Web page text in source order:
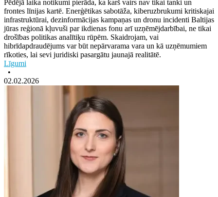
Pēdējā laika notikumi pierāda, ka karš vairs nav tikai tanki un
frontes līnijas kartē. Enerģētikas sabotāža, kiberuzbrukumi kritiskajai
infrastruktūrai, dezinformācijas kampaņas un dronu incidenti Baltijas
jūras reģionā kļuvuši par ikdienas fonu arī uzņēmējdarbībai, ne tikai
drošības politikas analītiķu rūpēm. Skaidrojam, vai
hibrīdapdraudējums var būt nepārvarama vara un kā uzņēmumiem
rīkoties, lai sevi juridiski pasargātu jaunajā realitātē.
Līgumi
•
02.02.2026